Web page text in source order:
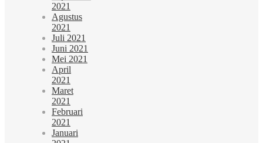
2021
Agustus
2021
Juli 2021
Juni 2021
Mei 2021
April
2021
Maret
2021
Februari
2021
Januari